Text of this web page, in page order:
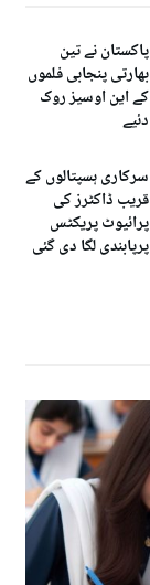
پاکستان نے تین
بھارتی پنجابی فلموں
کے این اوسیز روک
دئیے
سرکاری ہسپتالوں کے
قریب ڈاکٹرز کی
پرائیوٹ پریکٹس
پرپابندی لگا دی گئی